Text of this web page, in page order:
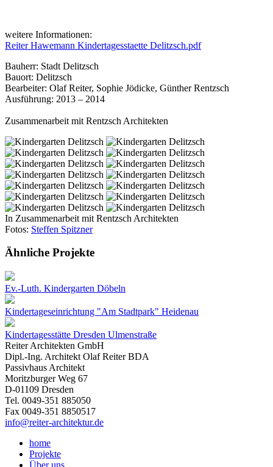
weitere Informationen:
Reiter Hawemann Kindertagesstaette Delitzsch.pdf
Bauherr: Stadt Delitzsch
Bauort: Delitzsch
Bearbeiter: Olaf Reiter, Sophie Jödicke, Günther Rentzsch
Ausführung: 2013 – 2014
Zusammenarbeit mit Rentzsch Architekten
In Zusammenarbeit mit Rentzsch Architekten
Fotos: Steffen Spitzner
Ähnliche Projekte
Ev.-Luth. Kindergarten Döbeln
Kindertageseinrichtung "Am Stadtpark" Heidenau
Kindertagesstätte Dresden Ulmenstraße
Reiter Architekten GmbH
Dipl.-Ing. Architekt Olaf Reiter BDA
Passivhaus Architekt
Moritzburger Weg 67
D-01109 Dresden
Tel. 0049-351 885050
Fax 0049-351 8850517
info@reiter-architektur.de
home
Projekte